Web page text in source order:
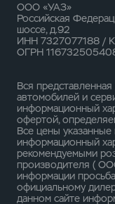
ООО «УАЗ»
Российская
шоссе, д.92
ИНН 7327077188 /
ОГРН
Вся
автомобилей и
информационный
офертой,
Все цены
информационный
рекомендуемыми
производителя (
информации
официальному
данном сайте